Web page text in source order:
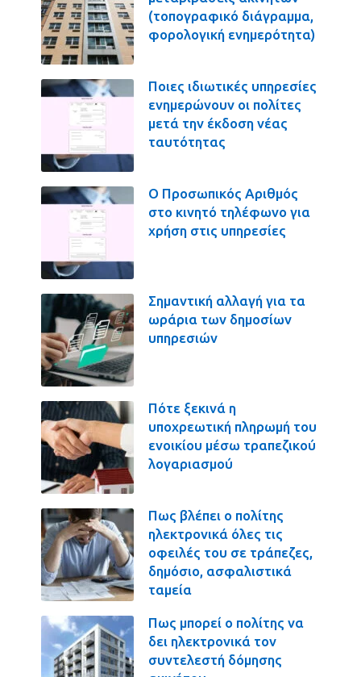
(τοπογραφικό διάγραμμα,
φορολογική ενημερότητα)
Ποιες ιδιωτικές υπηρεσίες
ενημερώνουν οι πολίτες
μετά την έκδοση νέας
ταυτότητας
Ο Προσωπικός Αριθμός
στο κινητό τηλέφωνο για
χρήση στις υπηρεσίες
Σημαντική αλλαγή για τα
ωράρια των δημοσίων
υπηρεσιών
Πότε ξεκινά η
υποχρεωτική πληρωμή του
ενοικίου μέσω τραπεζικού
λογαριασμού
Πως βλέπει ο πολίτης
ηλεκτρονικά όλες τις
οφειλές του σε τράπεζες,
δημόσιο, ασφαλιστικά
ταμεία
Πως μπορεί ο πολίτης να
δει ηλεκτρονικά τον
συντελεστή δόμησης